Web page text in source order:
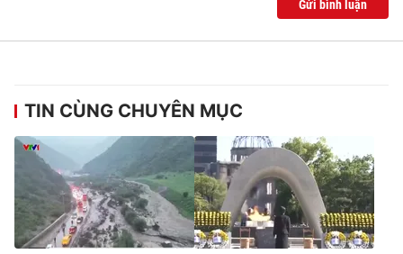
Gửi bình luận
TIN CÙNG CHUYÊN MỤC